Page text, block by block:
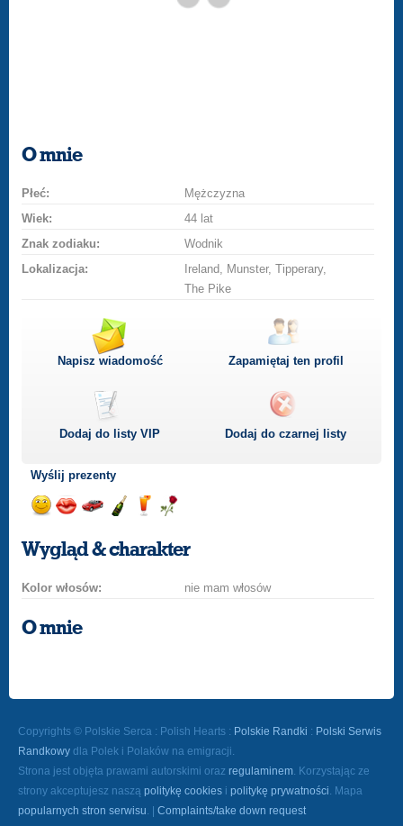
O mnie
Płeć:
Mężczyzna
Wiek:
44 lat
Znak zodiaku:
Wodnik
Lokalizacja:
Ireland, Munster, Tipperary,
The Pike
Napisz wiadomość Zapamiętaj ten profil
Dodaj do listyVIP Dodaj do czarnej listy
Wyślij prezenty
uśmiech
buziakasamochodem
szampana
drinka
różę
Wygląd & charakter
Kolor włosów: nie mam włosów
O mnie
Copyrights © Polskie Serca : Polish Hearts : Polskie Randki : Polski Serwis
Randkowy dla Polek i Polaków na emigracji.
Strona jest objęta prawami autorskimi oraz regulaminem. Korzystając ze
strony akceptujesz naszą politykę cookies i politykę prywatności. Mapa
popularnych stron serwisu. | Complaints/take down request